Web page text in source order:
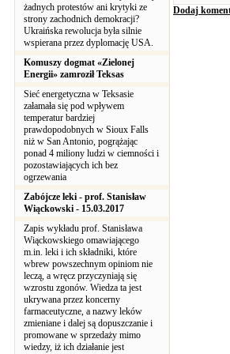
żadnych protestów ani krytyki ze
strony zachodnich demokracji?
Ukraińska rewolucja była silnie
wspierana przez dyplomację USA.
Komuszy dogmat «Zielonej
Energii» zamroził Teksas
Sieć energetyczna w Teksasie
załamała się pod wpływem
temperatur bardziej
prawdopodobnych w Sioux Falls
niż w San Antonio, pogrążając
ponad 4 miliony ludzi w ciemności i
pozostawiających ich bez
ogrzewania
Zabójcze leki - prof. Stanisław
Wiąckowski - 15.03.2017
Zapis wykładu prof. Stanisława
Wiąckowskiego omawiającego
m.in. leki i ich składniki, które
wbrew powszechnym opiniom nie
leczą, a wręcz przyczyniają się
wzrostu zgonów. Wiedza ta jest
ukrywana przez koncerny
farmaceutyczne, a nazwy leków
zmieniane i dalej są dopuszczanie i
promowane w sprzedaży mimo
wiedzy, iż ich działanie jest
Dodaj